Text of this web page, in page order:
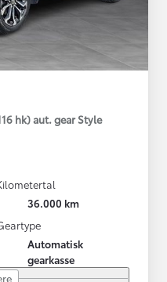
hk) aut. gear Style
36.000 km
Automatisk
gearkasse